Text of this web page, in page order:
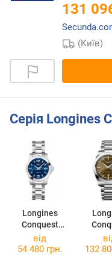
131
(Київ)
Серія Longines
Longines
Conquest
L3.377.4.96.6
від
54 480 грн.
132